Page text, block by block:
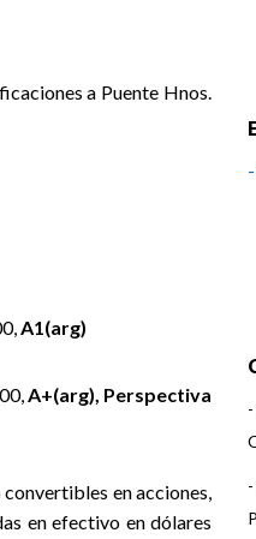
a Puente Hnos.
A1(arg)
A+(arg), Perspectiva
en acciones,
en efectivo en dólares
-
-